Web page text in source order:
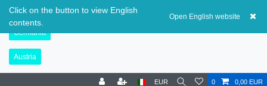
Click on the button to view English
contents.
Open English website
Svizzera
Germania
Austria
EUR 0 0,00 EUR